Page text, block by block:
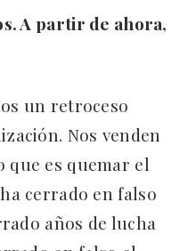
A partir de ahora,
un retroceso
Nos venden
que es quemar el
cerrado en falso
años de lucha